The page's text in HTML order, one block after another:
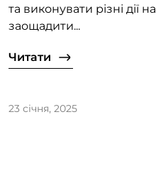
та виконувати різні дії
заощадити...
Читати
23 січня, 2025